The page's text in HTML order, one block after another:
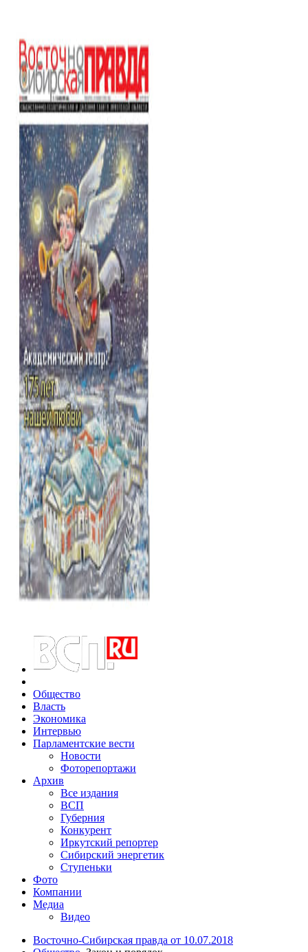
Общество
Власть
Экономика
Интервью
Парламентские вести
Новости
Фоторепортажи
Архив
Все издания
ВСП
Губерния
Конкурент
Иркутский репортер
Сибирский энергетик
Ступеньки
Фото
Компании
Медиа
Видео
Восточно-Сибирская правда от 10.07.2018